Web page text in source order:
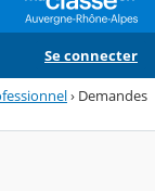
Se connecter
› Demandes